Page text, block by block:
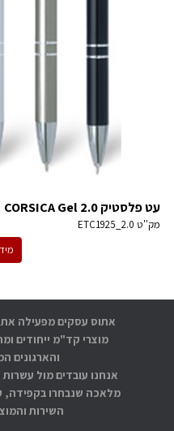
עט פלסטיק CORSICA Gel 2.0
מק''ט ETC1925_2.0
מוצרי קד"מ ייחודים
והארגונים
אנחנו עובדים מול עשרות
מלאכה שנבחרו בקפידה,
השירות